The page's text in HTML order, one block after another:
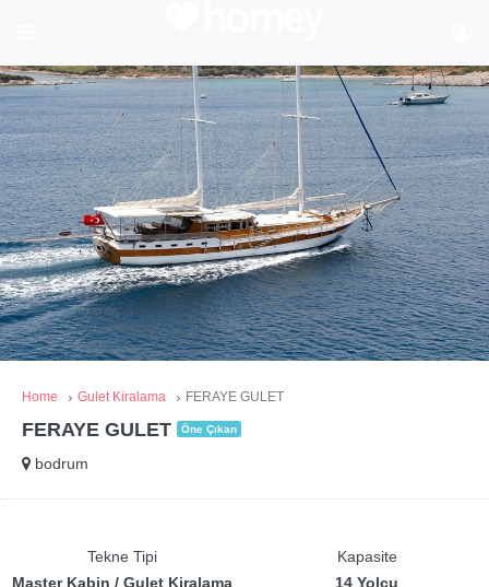
Home Gulet Kiralama FERAYE GULET
FERAYE GULET Öne Çıkan
bodrum
Tekne Tipi
Master Kabin / Gulet Kiralama
Kapasite
14 Yolcu